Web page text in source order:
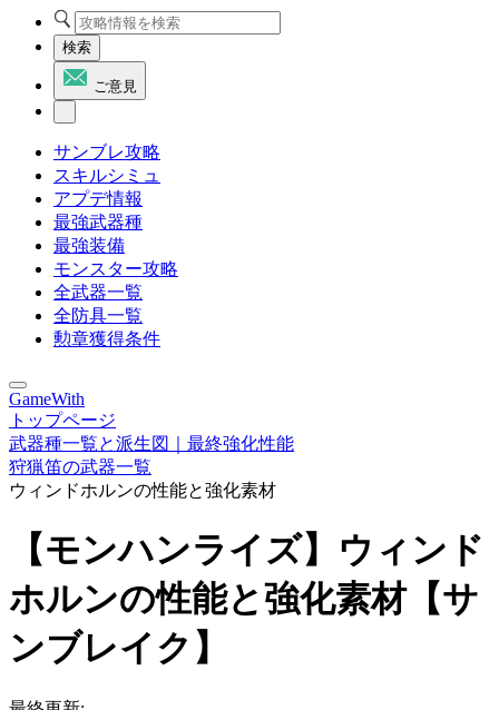
検索
ご意見
サンブレ攻略
スキルシミュ
アプデ情報
最強武器種
最強装備
モンスター攻略
全武器一覧
全防具一覧
勲章獲得条件
GameWith
トップページ
武器種一覧と派生図｜最終強化性能
狩猟笛の武器一覧
ウィンドホルンの性能と強化素材
【モンハンライズ】ウィンド
ホルンの性能と強化素材【サ
ンブレイク】